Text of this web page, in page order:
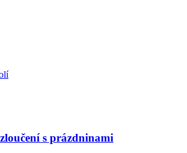
s prázdninami